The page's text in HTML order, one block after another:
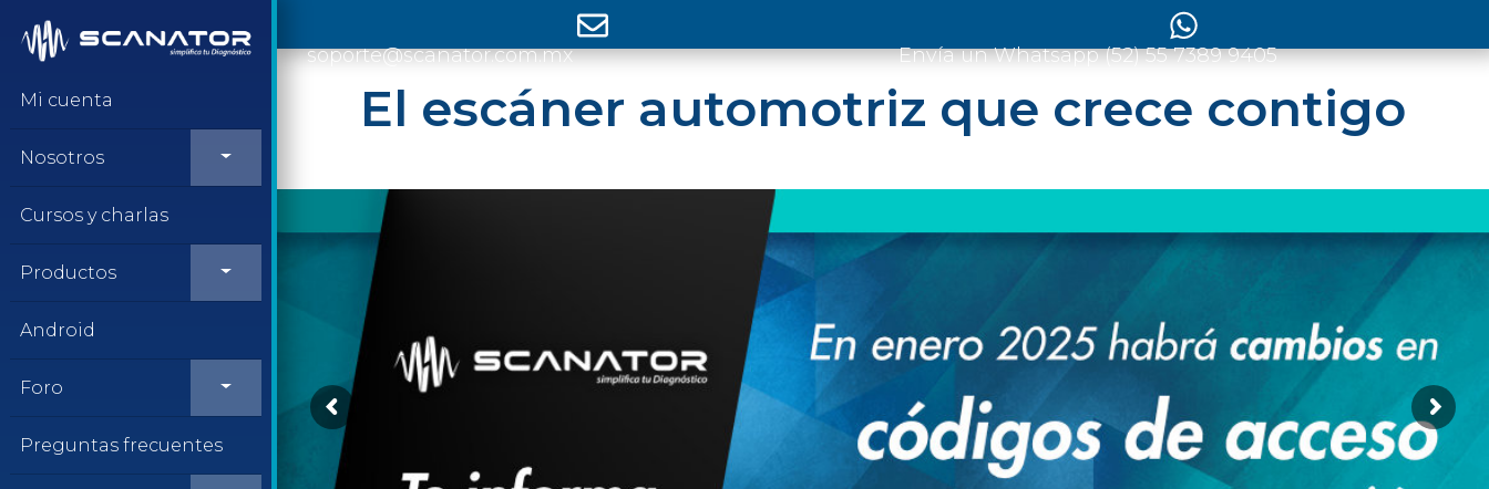
soporte@scanator.com.mx Envía un Whatsapp (52) 55 7389 9405
Saltar al contenido
Mi cuenta
Nosotros
Cursos y charlas
Productos
Android
Foro
Preguntas frecuentes
El escáner automotriz que crece contigo